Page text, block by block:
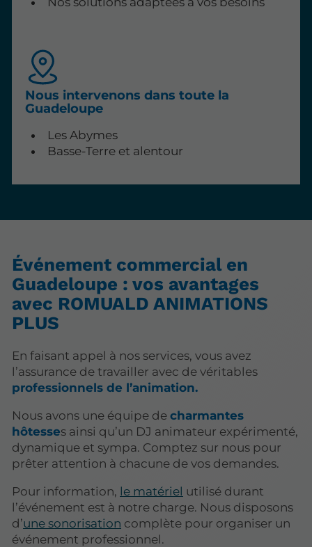
Nous intervenons dans toute la
Guadeloupe
Les Abymes
Basse-Terre et alentour
Événement commercial en
Guadeloupe : vos avantages
avec ROMUALD ANIMATIONS
PLUS
En faisant appel à nos services, vous avez
l’assurance de travailler avec de véritables
professionnels de l’animation.
Nous avons une équipe decharmantes
hôtesses ainsi qu’un DJ animateur expérimenté,
dynamique et sympa. Comptez sur nous pour
prêter attention à chacune de vos demandes.
Pour information, le matériel utilisé durant
l’événement est à notre charge. Nous disposons
d’une sonorisation complète pour organiser un
événement professionnel.